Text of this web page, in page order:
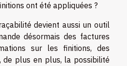
ont été appliquées ?
devient aussi un outil
désormais des factures
sur les finitions, des
de plus en plus, la possibilité